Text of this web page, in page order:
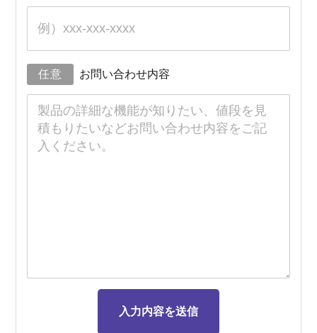
任意 お問い合わせ内容